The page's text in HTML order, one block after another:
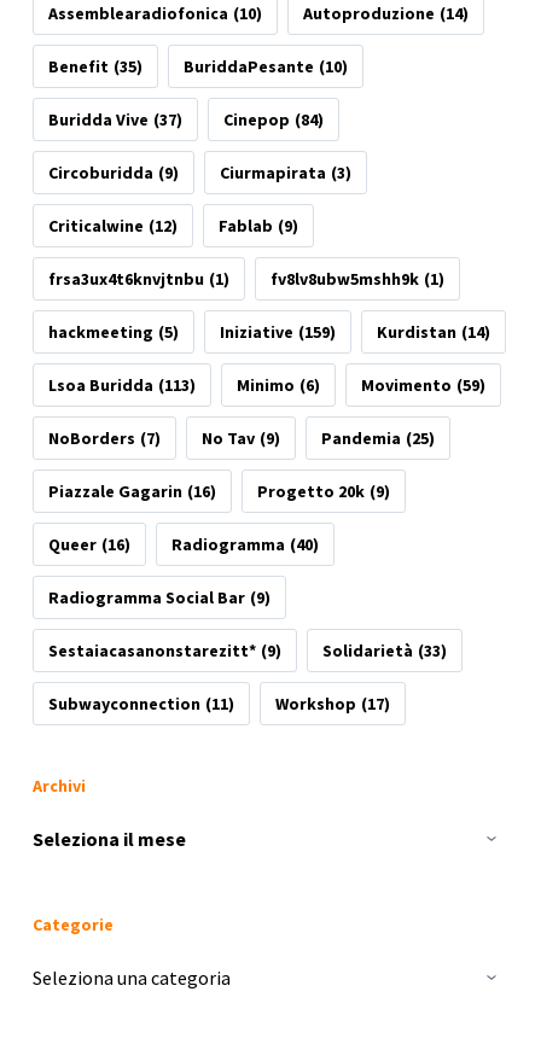
Assemblearadiofonica (10) Autoproduzione (14)
Benefit (35) BuriddaPesante (10)
Buridda Vive (37) Cinepop (84)
Circoburidda (9) Ciurmapirata (3)
Criticalwine (12) Fablab (9)
frsa3ux4t6knvjtnbu (1) fv8lv8ubw5mshh9k (1)
hackmeeting (5) Iniziative (159) Kurdistan (14)
Lsoa Buridda (113) Minimo (6) Movimento (59)
NoBorders (7) No Tav (9) Pandemia (25)
Piazzale Gagarin (16) Progetto 20k (9)
Queer (16) Radiogramma (40)
Radiogramma Social Bar (9)
Sestaiacasanonstarezitt* (9) Solidarietà (33)
Subwayconnection (11) Workshop (17)
Archivi
Archivi
Categorie
Categorie